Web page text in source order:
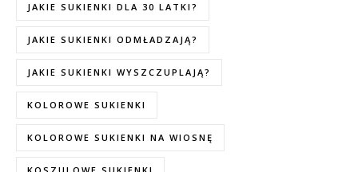
JAKIE SUKIENKI DLA 30 LATKI?
JAKIE SUKIENKI ODMŁADZAJĄ?
JAKIE SUKIENKI WYSZCZUPLAJĄ?
KOLOROWE SUKIENKI
KOLOROWE SUKIENKI NA WIOSNĘ